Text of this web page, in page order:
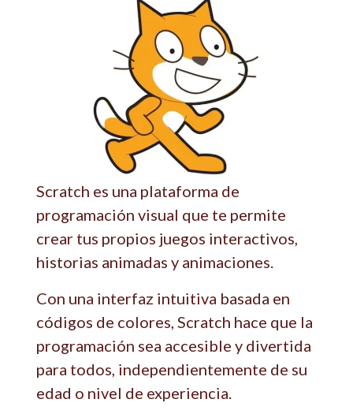
Scratch es una plataforma de
programación visual que te permite
crear tus propios juegos interactivos,
historias animadas y animaciones.
Con una interfaz intuitiva basada en
códigos de colores, Scratch hace que la
programación sea accesible y divertida
para todos, independientemente de su
edad o nivel de experiencia.